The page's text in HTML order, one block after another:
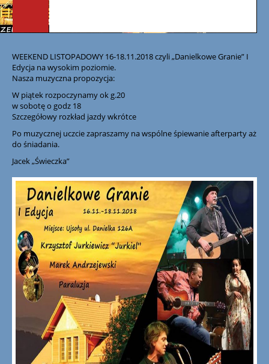
WEEKEND LISTOPADOWY 16-18.11.2018 czyli „Danielkowe Granie” I
Edycja na wysokim poziomie.
Nasza muzyczna propozycja:
W piątek rozpoczynamy ok g.20
w sobotę o godz 18
Szczegółowy rozkład jazdy wkrótce
Po muzycznej uczcie zapraszamy na wspólne śpiewanie afterparty aż
do śniadania.
Jacek „Świeczka”